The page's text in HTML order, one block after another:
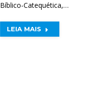
Bíblico-Catequética,…
LEIA MAIS